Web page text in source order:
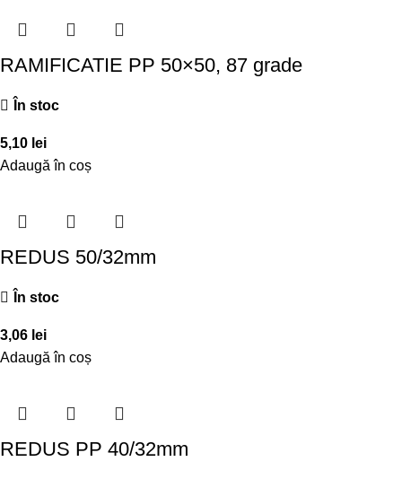
RAMIFICATIE PP 50×50, 87 grade
În stoc
5,10 lei
Adaugă în coș
REDUS 50/32mm
În stoc
3,06 lei
Adaugă în coș
REDUS PP 40/32mm